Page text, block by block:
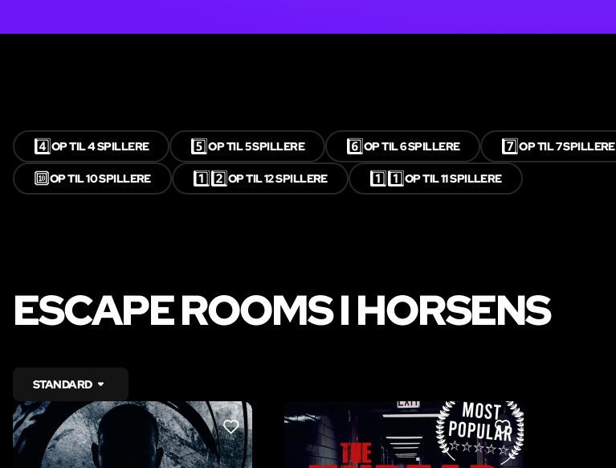
4️⃣OP TIL 4 SPILLERE 5️⃣OP TIL 5 SPILLERE 6️⃣OP TIL 6 SPILLERE 7️⃣OP TIL 7 SPILLERE
🔟OP TIL 10 SPILLERE 1️⃣2️⃣OP TIL 12 SPILLERE 1️⃣1️⃣OP TIL 11 SPILLERE
ESCAPE ROOMS I HORSENS
STANDARD
LIKE LIKE